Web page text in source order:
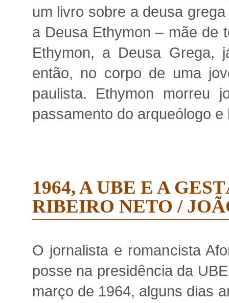
um livro sobre a deusa
a Deusa Ethymon – mãe de
Ethymon, a Deusa Grega,
então, no corpo de uma
paulista. Ethymon
passamento do arqueólogo
1964, A UBE E A
RIBEIRO NETO /
O jornalista e romancista
posse na presidência da
março de 1964, alguns dias